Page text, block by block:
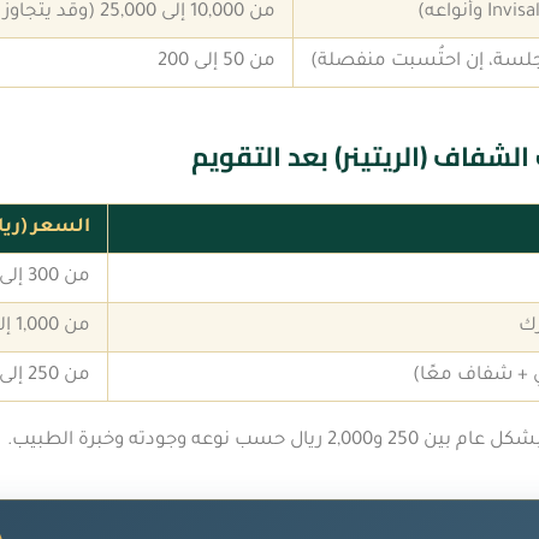
من 10,000 إلى 25,000 (وقد يتجاوز 30,000 في الحالات المتقدمة)
إن احتُسبت منفصلة) من 50 إلى 200
(الريتينر) بعد التقويم
السعر
من 300 إلى 700
من 1,000 إلى 2,000
+ شفاف معًا) من 250 إلى 450
حسب نوعه وجودته وخبرة الطبيب.